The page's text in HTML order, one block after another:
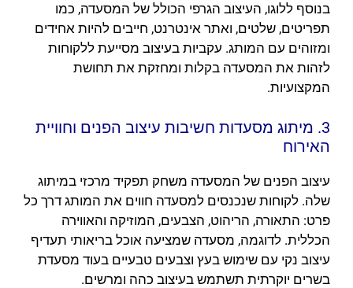
בנוסף ללוגו, העיצוב הגרפי הכולל של המסעדה, כמו
תפריטים, שלטים, ואתר אינטרנט, חייבים להיות אחידים
ומזוהים עם המותג. עקביות בעיצוב מסייעת ללקוחות
לזהות את המסעדה בקלות ומחזקת את תחושת
המקצועיות.
3. מיתוג מסעדות חשיבות עיצוב הפנים וחוויית
האירוח
עיצוב הפנים של המסעדה משחק תפקיד מרכזי במיתוג
שלה. לקוחות שנכנסים למסעדה חווים את המותג דרך כל
פרט: התאורה, הריהוט, הצבעים, המוזיקה והאווירה
הכללית. לדוגמה, מסעדה שמציעה אוכל בריאותי תעדיף
עיצוב נקי עם שימוש בעץ וצבעים טבעיים בעוד מסעדת
בשרים יוקרתית תשתמש בעיצוב כהה ומרשים.